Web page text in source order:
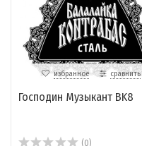
избранное сравнить
Господин Музыкант BK8
(0)